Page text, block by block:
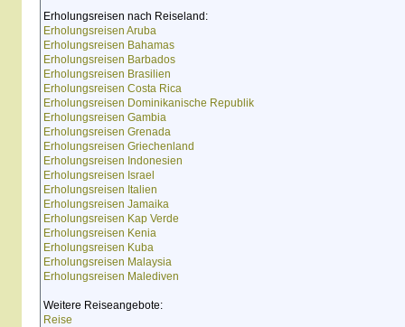
Erholungsreisen nach Reiseland:
Erholungsreisen Aruba
Erholungsreisen Bahamas
Erholungsreisen Barbados
Erholungsreisen Brasilien
Erholungsreisen Costa Rica
Erholungsreisen Dominikanische Republik
Erholungsreisen Gambia
Erholungsreisen Grenada
Erholungsreisen Griechenland
Erholungsreisen Indonesien
Erholungsreisen Israel
Erholungsreisen Italien
Erholungsreisen Jamaika
Erholungsreisen Kap Verde
Erholungsreisen Kenia
Erholungsreisen Kuba
Erholungsreisen Malaysia
Erholungsreisen Malediven
Weitere Reiseangebote:
Reise